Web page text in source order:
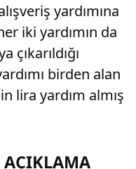
yardımına
iki yardımın da
çıkarıldığı
birden alan
lira yardım almış
AÇIKLAMA